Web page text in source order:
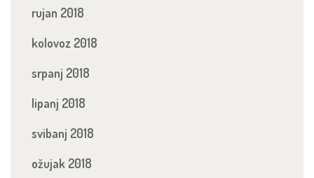
rujan 2018
kolovoz 2018
srpanj 2018
lipanj 2018
svibanj 2018
ožujak 2018